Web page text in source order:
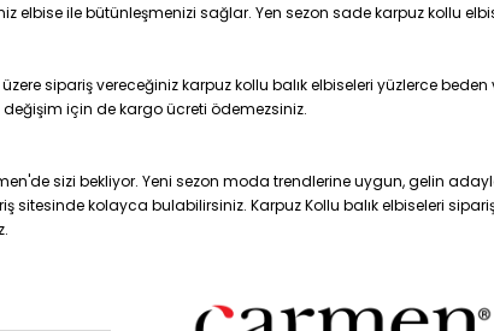
elbise ile bütünleşmenizi sağlar. Yen sezon sade karpuz kollu
sipariş vereceğiniz karpuz kollu balık elbiseleri yüzlerce
için de kargo ücreti ödemezsiniz.
sizi bekliyor. Yeni sezon moda trendlerine uygun, gelin
sitesinde kolayca bulabilirsiniz. Karpuz Kollu balık elbiseleri